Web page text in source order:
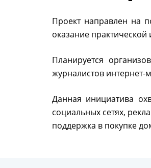
Проект направлен на
оказание
Планируется
журналистов интернет-
Данная инициатива
социальных сетях,
поддержка в покупке